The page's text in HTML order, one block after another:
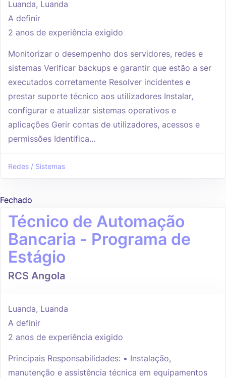
Luanda, Luanda
A definir
2 anos de experiência exigido
Monitorizar o desempenho dos servidores, redes e
sistemas Verificar backups e garantir que estão a ser
executados corretamente Resolver incidentes e
prestar suporte técnico aos utilizadores Instalar,
configurar e atualizar sistemas operativos e
aplicações Gerir contas de utilizadores, acessos e
permissões Identifica...
Redes / Sistemas
Fechado
Técnico de Automação
Bancaria - Programa de
Estágio
RCS Angola
Luanda, Luanda
A definir
2 anos de experiência exigido
Principais Responsabilidades: • Instalação,
manutenção e assistência técnica em equipamentos